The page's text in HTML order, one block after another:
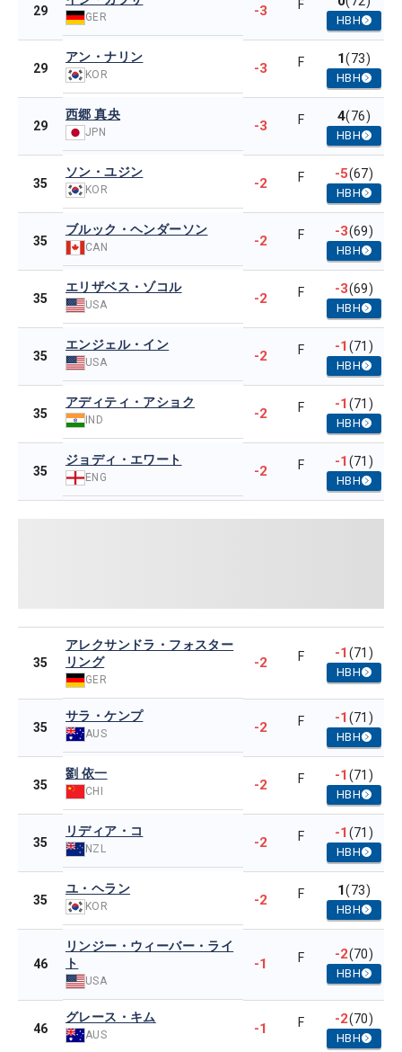
29 GER -3 F
HBH
29
アン・ナリン
KOR -3 F 1(73)
HBH
29
西郷 真央
JPN -3 F 4(76)
HBH
35
ソン・ユジン
KOR -2 F -5(67)
HBH
35
ブルック・ヘンダーソン
CAN -2 F -3(69)
HBH
35
エリザベス・ゾコル
USA -2 F -3(69)
HBH
35
エンジェル・イン
USA -2 F -1(71)
HBH
35
アディティ・アショク
IND -2 F -1(71)
HBH
35
ジョディ・エワート
ENG -2 F -1(71)
HBH
35
アレクサンドラ・フォスター
リング
GER
-2 F -1(71)
HBH
35
サラ・ケンプ
AUS -2 F -1(71)
HBH
35
劉 依一
CHI -2 F -1(71)
HBH
35
リディア・コ
NZL -2 F -1(71)
HBH
35
ユ・ヘラン
KOR -2 F 1(73)
HBH
46
リンジー・ウィーバー・ライ
ト
USA
-1 F -2(70)
HBH
46
グレース・キム
AUS -1 F -2(70)
HBH